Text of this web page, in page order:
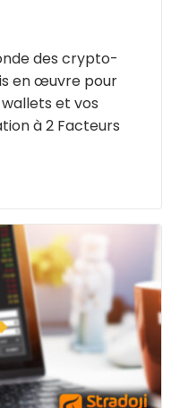
des crypto-
en œuvre pour
et vos
à 2 Facteurs